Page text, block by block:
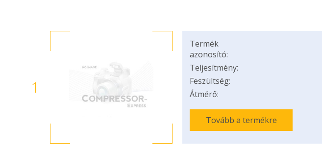
1
Termék
azonosító:
Teljesítmény:
Feszültség:
Átmérő:
Tovább a termékre